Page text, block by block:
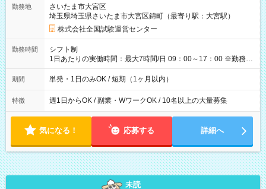
例】 ・河合塾模擬試験 8:30～17:30（休憩1時間） 時給1,300円
×8時間＝日収10,400円＋交通費 ※当日の役割により時給＋100
円の場合あり ・国家試験 7:00～13:30（休憩なし） 時給1,300
円（役割手当＋100円）×6時間＝日収8,400円＋交通費 【試用期
間】試用期間なし
勤務地
さいたま市大宮区
埼玉県埼玉県さいたま市大宮区錦町（最寄り駅：大宮駅）
株式会社全国試験運営センター
勤務時間
シフト制
1日あたりの実働時間：最大7時間/日 09：00～17：00 ※勤務時
間は 試験により異なります。
期間 単発・1日のみOK / 短期（1ヶ月以内）
特徴 週1日からOK / 副業・WワークOK / 10名以上の大量募集
気になる！ 応募する 詳細へ
未読